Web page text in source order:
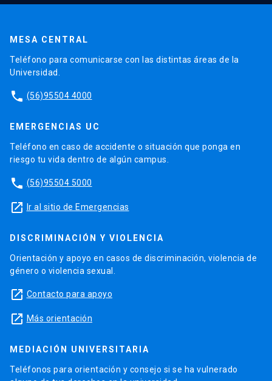
MESA CENTRAL
Teléfono para comunicarse con las distintas áreas de la
Universidad.
phone (56)95504 4000
EMERGENCIAS UC
Teléfono en caso de accidente o situación que ponga en
riesgo tu vida dentro de algún campus.
phone (56)95504 5000
launch Ir al sitio de Emergencias
DISCRIMINACIÓN Y VIOLENCIA
Orientación y apoyo en casos de discriminación, violencia de
género o violencia sexual.
launch Contacto para apoyo
launch Más orientación
MEDIACIÓN UNIVERSITARIA
Teléfonos para orientación y consejo si se ha vulnerado